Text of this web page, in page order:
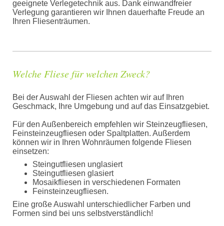
geeignete Verlegetechnik aus. Dank einwandfreier
Verlegung garantieren wir Ihnen dauerhafte Freude an
Ihren Fliesenträumen.
Welche Fliese für welchen Zweck?
Bei der Auswahl der Fliesen achten wir auf Ihren
Geschmack, Ihre Umgebung und auf das Einsatzgebiet.
Für den Außenbereich empfehlen wir Steinzeugfliesen,
Feinsteinzeugfliesen oder Spaltplatten. Außerdem
können wir in Ihren Wohnräumen folgende Fliesen
einsetzen:
Steingutfliesen unglasiert
Steingutfliesen glasiert
Mosaikfliesen in verschiedenen Formaten
Feinsteinzeugfliesen.
Eine große Auswahl unterschiedlicher Farben und
Formen sind bei uns selbstverständlich!